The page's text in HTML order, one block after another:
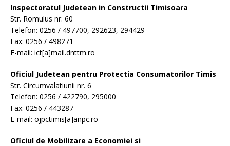
Inspectoratul Judetean in Constructii Timisoara
Str. Romulus nr. 60
Telefon: 0256 / 497700, 292623, 294429
Fax: 0256 / 498271
E-mail: ict[a]mail.dnttm.ro
Oficiul Judetean pentru Protectia Consumatorilor Timis
Str. Circumvalatiunii nr. 6
Telefon: 0256 / 422790, 295000
Fax: 0256 / 443287
E-mail: ojpctimis[a]anpc.ro
Oficiul de Mobilizare a Economiei si